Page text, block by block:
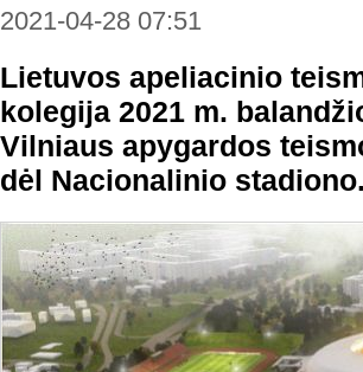
2021-04-28 07:51
Lietuvos apeliacinio
kolegija 2021 m.
Vilniaus apygardos
dėl Nacionalinio stadiono.